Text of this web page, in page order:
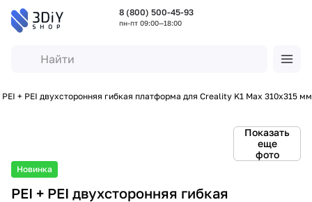
8 (800) 500-45-93
пн-пт 09:00—18:00
PEI + PEI двухсторонняя гибкая платформа для Creality K1 Max 310x315 мм
Показать
еще
фото
Новинка
PEI + PEI двухсторонняя гибкая